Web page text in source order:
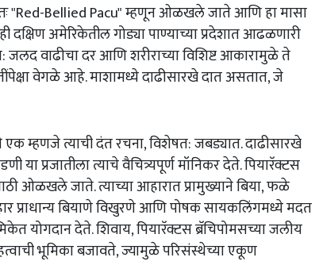
"Red-Bellied Pacu" म्हणून ओळखले जाते आणि हा मासा
अमेरिकेतील गोड्या पाण्याच्या प्रदेशात आढळणारी
जलद वाढीचा दर आणि शरीराच्या विशिष्ट आकारामुळे ते
वेगळे आहे. माशामध्ये दाढीसारखे दात असतात, जे
एक म्हणजे त्याची दंत रचना, विशेषत: जबड्यात. दाढीसारखे
या प्रजातीला त्याचे वैचित्र्यपूर्ण मॉनिकर देते. पियारॅक्टस
ओळखले जाते. त्याच्या आहारात प्रामुख्याने बिया, फळे
प्राधान्य बियाणे विखुरणे आणि पोषक सायकलिंगमध्ये मदत
योगदान देते. शिवाय, पियारॅक्टस ब्रॅचिपोमसच्या जलीय
भूमिका बजावते, ज्यामुळे परिसंस्थेच्या एकूण